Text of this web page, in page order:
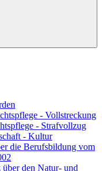
- Vollstreckung
- Strafvollzug
- Kultur
die Berufsbildung vom
über den Natur- und